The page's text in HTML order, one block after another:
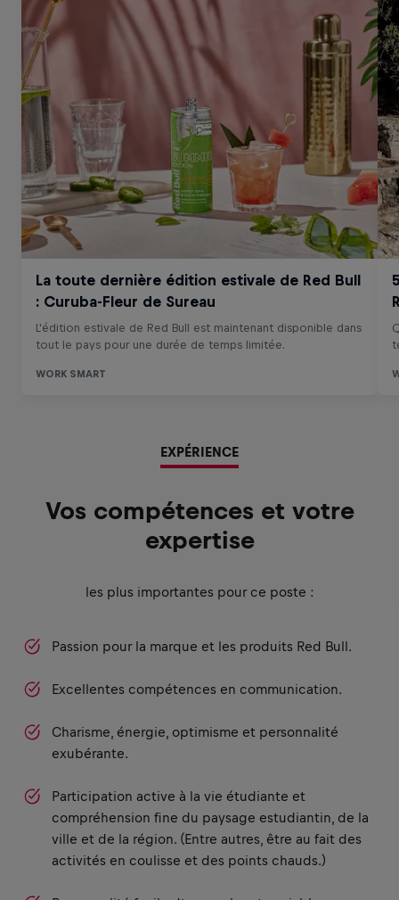
EXPÉRIENCE
Vos compétences et votre
expertise
les plus importantes pour ce poste :
Passion pour la marque et les produits Red Bull.
Excellentes compétences en communication.
Charisme, énergie, optimisme et personnalité
exubérante.
Participation active à la vie étudiante et
compréhension fine du paysage estudiantin, de la
ville et de la région. (Entre autres, être au fait des
activités en coulisse et des points chauds.)